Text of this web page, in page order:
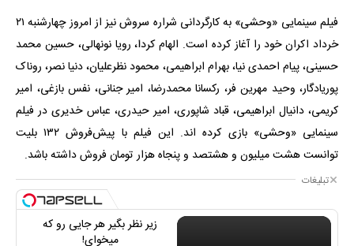
فیلم سینمایی «وحشی» به کارگردانی شراره سروش نیز از امروز چهارشنبه ۲۱
خرداد اکران خود را آغاز کرده است. الهام کردا، رویا نونهالی، حسین محمد
حسینی، پیام احمدی نیا، بهرام ابراهیمی، محمود نظرعلیان، دنیا نصر، روناک
پوریادگار، وحید مهرین فر، رکسانا محمدرضا، امیر جنانی، نفس بازغی، امیر
کریمی، دانیال ابراهیمی، قباد شاپوری، امیر حیدری، عباس خدیری در فیلم
سینمایی «وحشی» بازی کرده اند. این فیلم با پیش‌فروش ۱۳۲ بلیت
توانست هشت میلیون و هشتصد و پنجاه هزار تومان فروش داشته باشد.
تبلیغات
زیر نظر بگیر هر جایی رو که
میخوای!